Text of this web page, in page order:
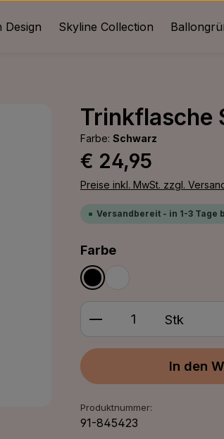
Design Skyline Collection
Trinkflasche
Farbe: Schwarz
Regulärer Preis:
€ 24,95
Preise inkl. MwSt. zzgl.
Versandbereit - in 1-3 Tage
Farbeauswählen
Schwarz
Produkt Anzahl:
Stk
In den
Produktnummer:
91-845423